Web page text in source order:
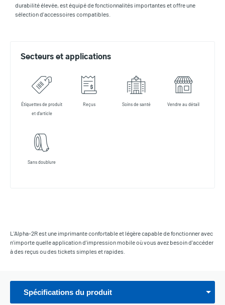
durabilité élevée, est équipé de fonctionnalités importantes et offre une
sélection d'accessoires compatibles.
Secteurs et applications
Étiquettes de produit
et d'article
Reçus Soins de santé Vendre au détail
Sans doublure
L'Alpha-2R est une imprimante confortable et légère capable de fonctionner avec
n'importe quelle application d'impression mobile où vous avez besoin d'accéder
à des reçus ou des tickets simples et rapides.
Spécifications du produit